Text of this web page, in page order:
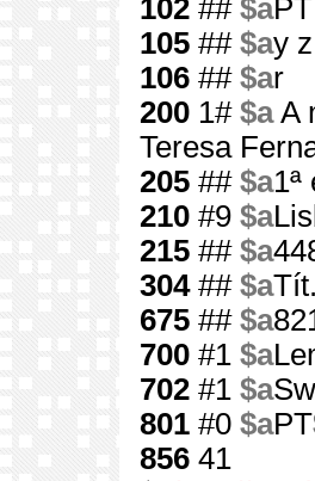
102 ## $aPT
105 ## $ay
106 ## $ar
200 1# $aA
Teresa
205 ## $a1ª
210 #9 $a
215 ## $a
304## $a
675 ## $a
700 #1 $a
702 #1 $a
801 #0 $aPT
856 41